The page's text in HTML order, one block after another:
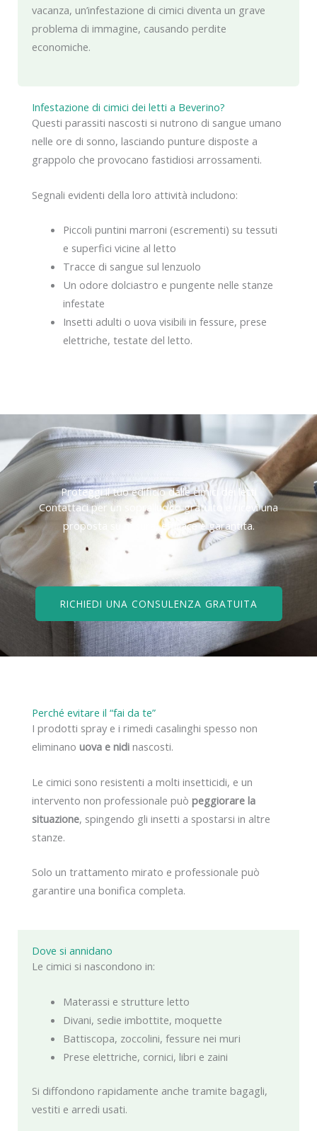
Infestazione di cimici dei letti a Beverino?
Questi parassiti nascosti si nutrono di sangue umano
nelle ore di sonno, lasciando punture disposte a
grappolo che provocano fastidiosi arrossamenti.
Segnali evidenti della loro attività includono:
Piccoli puntini marroni (escrementi) su tessuti
e superfici vicine al letto
Tracce di sangue sul lenzuolo
Un odore dolciastro e pungente nelle stanze
infestate
Insetti adulti o uova visibili in fessure, prese
elettriche, testate del letto.
vacanza, un’infestazione di cimici diventa un grave
problema di immagine, causando perdite
economiche.
Proteggi il tuo edificio dalle cimici dei letti
Contattaci per un sopralluogo gratuito e ricevi una
proposta su misura, efficace e garantita.
RICHIEDI UNA CONSULENZA GRATUITA
Dove si annidano
Le cimici si nascondono in:
Materassi e strutture letto
Divani, sedie imbottite, moquette
Battiscopa, zoccolini, fessure nei muri
Prese elettriche, cornici, libri e zaini
Si diffondono rapidamente anche tramite bagagli,
vestiti e arredi usati.
Perché evitare il “fai da te”
I prodotti spray e i rimedi casalinghi spesso non
eliminano uova e nidi nascosti.
Le cimici sono resistenti a molti insetticidi, e un
intervento non professionale può peggiorare la
situazione, spingendo gli insetti a spostarsi in altre
stanze.
Solo un trattamento mirato e professionale può
garantire una bonifica completa.